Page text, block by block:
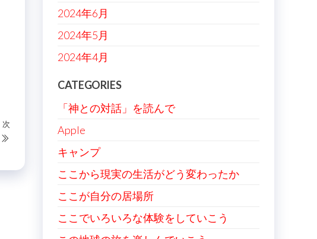
次
次
2024年6月
2024年5月
2024年4月
CATEGORIES
「神との対話」を読んで
Apple
キャンプ
ここから現実の生活がどう変わったか
ここが自分の居場所
ここでいろいろな体験をしていこう